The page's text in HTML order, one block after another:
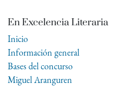
En Excelencia Literaria
Inicio
Información general
Bases del concurso
Miguel Aranguren